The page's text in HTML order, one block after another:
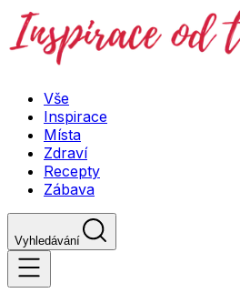
Vše
Inspirace
Místa
Zdraví
Recepty
Zábava
Vyhledávání